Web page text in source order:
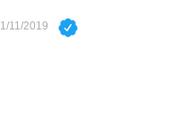
1/11/2019